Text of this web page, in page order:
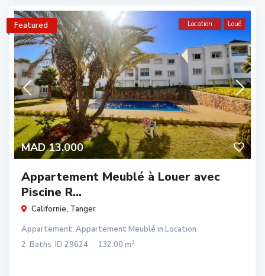
MAD 13.000
Location Loué
Featured
Appartement Meublé à Louer avec
Piscine R...
Californie, Tanger
Appartement, Appartement Meublé in Location
2 Baths ID 29624 132.00 m2